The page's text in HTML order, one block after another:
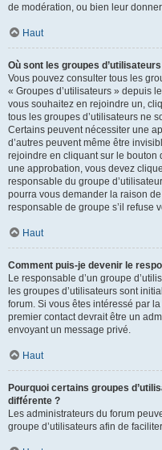
de modération, ou bien leur
Haut
Où sont les groupes
Vous pouvez consulter tous les
« Groupes d’utilisateurs » depuis
vous souhaitez en rejoindre un,
tous les groupes d’utilisateurs ne
Certains peuvent nécessiter une
d’autres peuvent même être
rejoindre en cliquant sur le bouton
une approbation, vous devez
responsable du groupe
pourra vous demander la raison
responsable de groupe s’il refuse
Haut
Comment puis-je devenir le
Le responsable d’un groupe
les groupes d’utilisateurs sont
forum. Si vous êtes intéressé par
premier contact devrait être un
envoyant un message privé.
Haut
Pourquoi certains groupes
différente ?
Les administrateurs du forum
groupe d’utilisateurs afin de